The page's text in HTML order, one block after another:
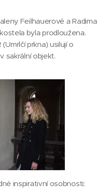
Feilhauerové a Radima
byla prodloužena.
prkna) usilují o
sakrální objekt.
inspirativní osobnosti: